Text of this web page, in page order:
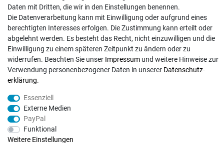
Zahlungsarten
Kontakt
© Copyright 2026 | Alle Rechte vorbehalten. - Exserv | Realisation
Daten mit Dritten, die wir in den Einstellungen benennen.
Die Datenverarbeitung kann mit Einwilligung oder aufgrund eines
berechtigten Interesses erfolgen. Die Zustimmung kann erteilt oder
abgelehnt werden. Es besteht das Recht, nicht einzuwilligen und die
Einwilligung zu einem späteren Zeitpunkt zu ändern oder zu
widerrufen. Beachten Sie unser Impressum und weitere Hinweise zur
Verwendung personenbezogener Daten in unserer Daten­schutz­
erklärung.
Essenziell
Externe Medien
PayPal
Funktional
Weitere Einstellungen